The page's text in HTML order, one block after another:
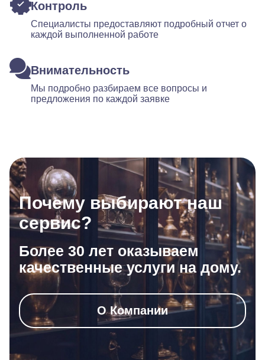
Контроль
Специалисты предоставляют подробный отчет о
каждой выполненной работе
Внимательность
Мы подробно разбираем все вопросы и
предложения по каждой заявке
Почему выбирают наш
сервис?
Более 30 лет оказываем
качественные услуги на дому.
О Компании